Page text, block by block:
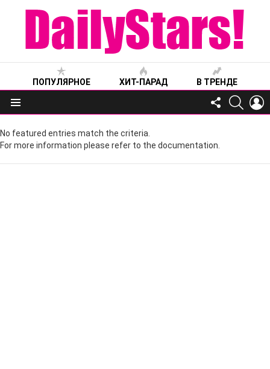
ПОПУЛЯРНОЕ ХИТ-ПАРАД В ТРЕНДЕ
Меню
FOLLOW
US
No featured entries match the criteria.
For more information please refer to the documentation.